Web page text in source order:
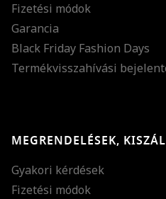
Fizetési módok
Garancia
Black Friday Fashion Days
Termékvisszahívási
MEGRENDELÉSEK,
Gyakori kérdések
Fizetési módok